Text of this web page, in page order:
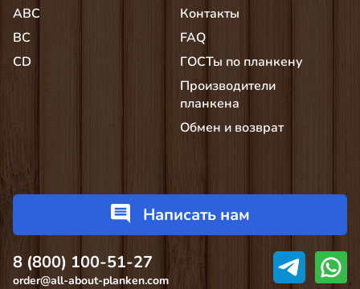
АВС
BC
CD
Контакты
FAQ
ГОСТы по планкену
Производители
планкена
Обмен и возврат
Написать нам
8 (800) 100-51-27
order@all-about-planken.com